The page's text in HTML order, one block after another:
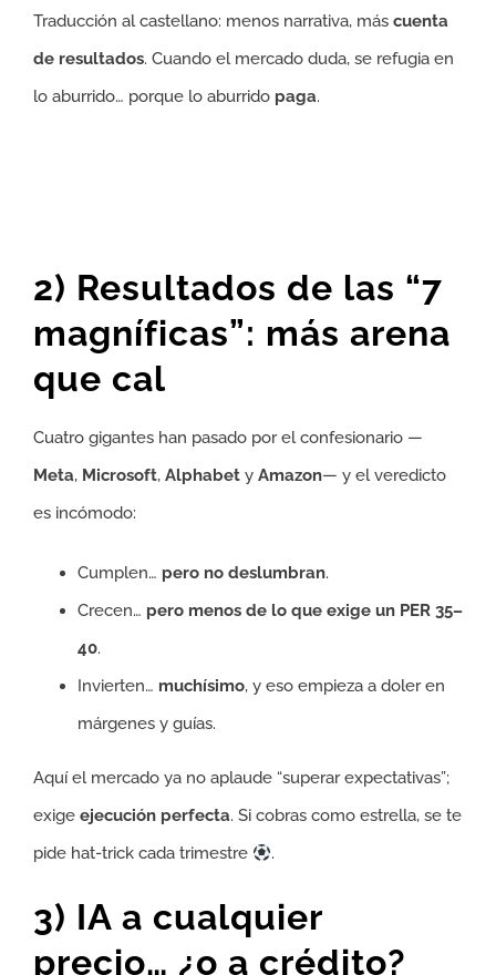
Traducción al castellano: menos narrativa, más cuenta
de resultados. Cuando el mercado duda, se refugia en
lo aburrido… porque lo aburrido paga.
2) Resultados de las “7
magníficas”: más arena
que cal
Cuatro gigantes han pasado por el confesionario —
Meta, Microsoft, Alphabet y Amazon— y el veredicto
es incómodo:
Cumplen… pero no deslumbran.
Crecen… pero menos de lo que exige un PER 35–
40.
Invierten… muchísimo, y eso empieza a doler en
márgenes y guías.
Aquí el mercado ya no aplaude “superar expectativas”;
exige ejecución perfecta. Si cobras como estrella, se te
pide hat-trick cada trimestre
.
3) IA a cualquier
precio… ¿o a crédito?